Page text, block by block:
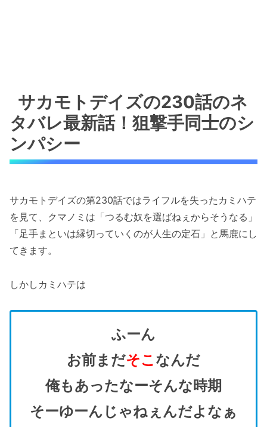
サカモトデイズの230話のネ
タバレ最新話！狙撃手同士のシ
ンパシー
サカモトデイズの第230話ではライフルを失ったカミハテ
を見て、クマノミは「つるむ奴を選ばねぇからそうなる」
「足手まといは縁切っていくのが人生の定石」と馬鹿にし
てきます。
しかしカミハテは
ふーん
お前まだそこなんだ
俺もあったなーそんな時期
そーゆーんじゃねぇんだよなぁ